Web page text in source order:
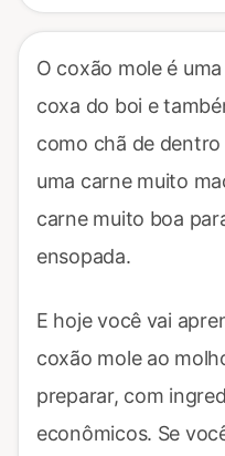
O coxão mole é
coxa do boi e
como chã de dentro
uma carne muito
carne muito boa
ensopada.
E hoje você vai
coxão mole ao
preparar, com
econômicos. Se